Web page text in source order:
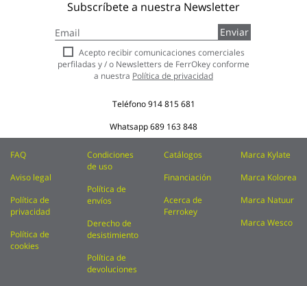
Subscríbete a nuestra Newsletter
a
nuestro
boletín
de
Enviar
Acepto recibir comunicaciones comerciales
perfiladas y / o Newsletters de FerrOkey conforme
a nuestra Política de privacidad
Teléfono914 815 681
Whatsapp689 163 848
FAQ
Aviso legal
Política de
privacidad
Política de
cookies
Condiciones
de uso
Política de
envíos
Derecho de
desistimiento
Política de
devoluciones
Catálogos
Financiación
Acerca de
Ferrokey
Marca Kylate
Marca Kolorea
Marca Natuur
Marca Wesco